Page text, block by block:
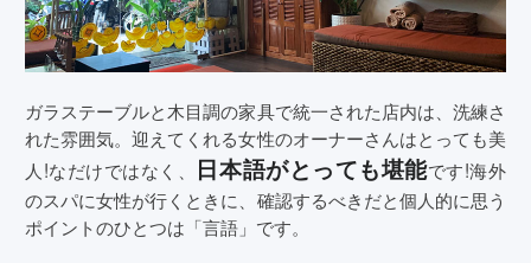
ガラステーブルと木目調の家具で統一された店内は、洗練さ
れた雰囲気。迎えてくれる女性のオーナーさんはとっても美
人!なだけではなく、
日本語がとっても堪能です!海外
のスパに女性が行くときに、確認するべきだと個人的に思う
ポイントのひとつは「言語」です。